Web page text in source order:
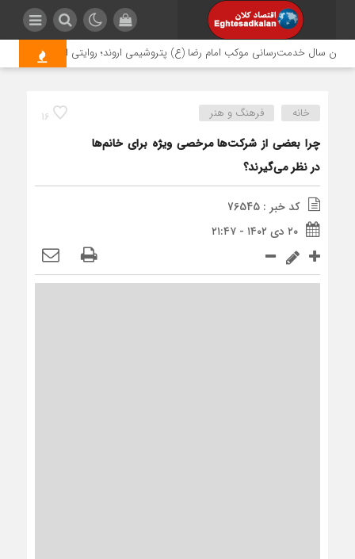
سال خدمت‌رسانی موکب امام رضا (ع) پتروشیمی اروند؛ روایتی از مسئولیت
16 خانه فرهنگ و هنر
چرا بعضی از شرکت‌ها مرخصی ویژه برای خانم‌ها
در نظر می‌گیرند؟
کد خبر : 76545
۲۰ دی ۱۴۰۲ - ۲۱:۴۷